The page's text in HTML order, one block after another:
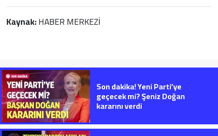
Kaynak:HABER MERKEZİ
Son dakika! Yeni Parti’ye
geçecek mi? Şeniz Doğan
kararını verdi